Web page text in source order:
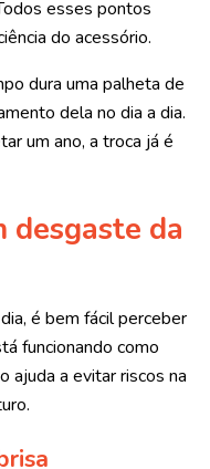
esses pontos
do acessório.
dura uma palheta de
dela no dia a dia.
um ano, a troca já é
desgaste da
é bem fácil perceber
funcionando como
ajuda a evitar riscos na